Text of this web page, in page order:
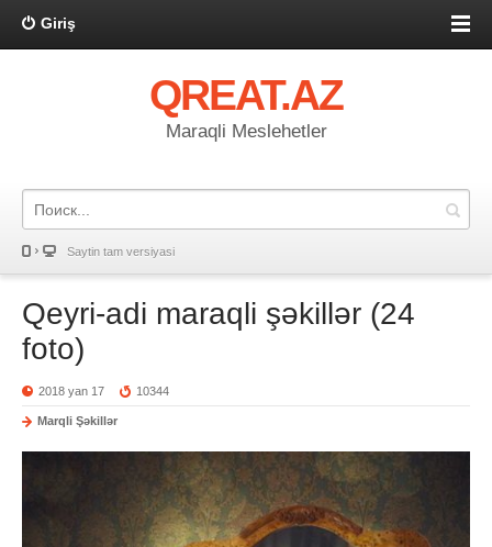
Giriş
QREAT.AZ
Maraqli Meslehetler
Saytin tam versiyasi
Qeyri-adi maraqli şəkillər (24
foto)
2018 yan 17 10344
Marqli Şəkillər